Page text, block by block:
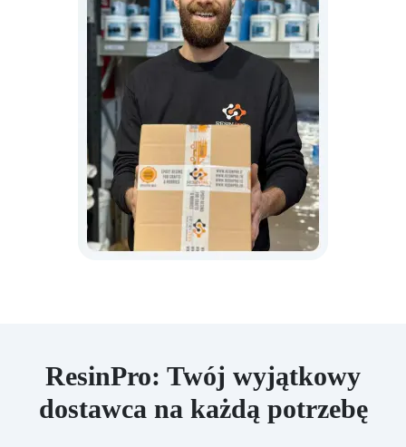
ResinPro: Twój wyjątkowy
dostawca na każdą potrzebę